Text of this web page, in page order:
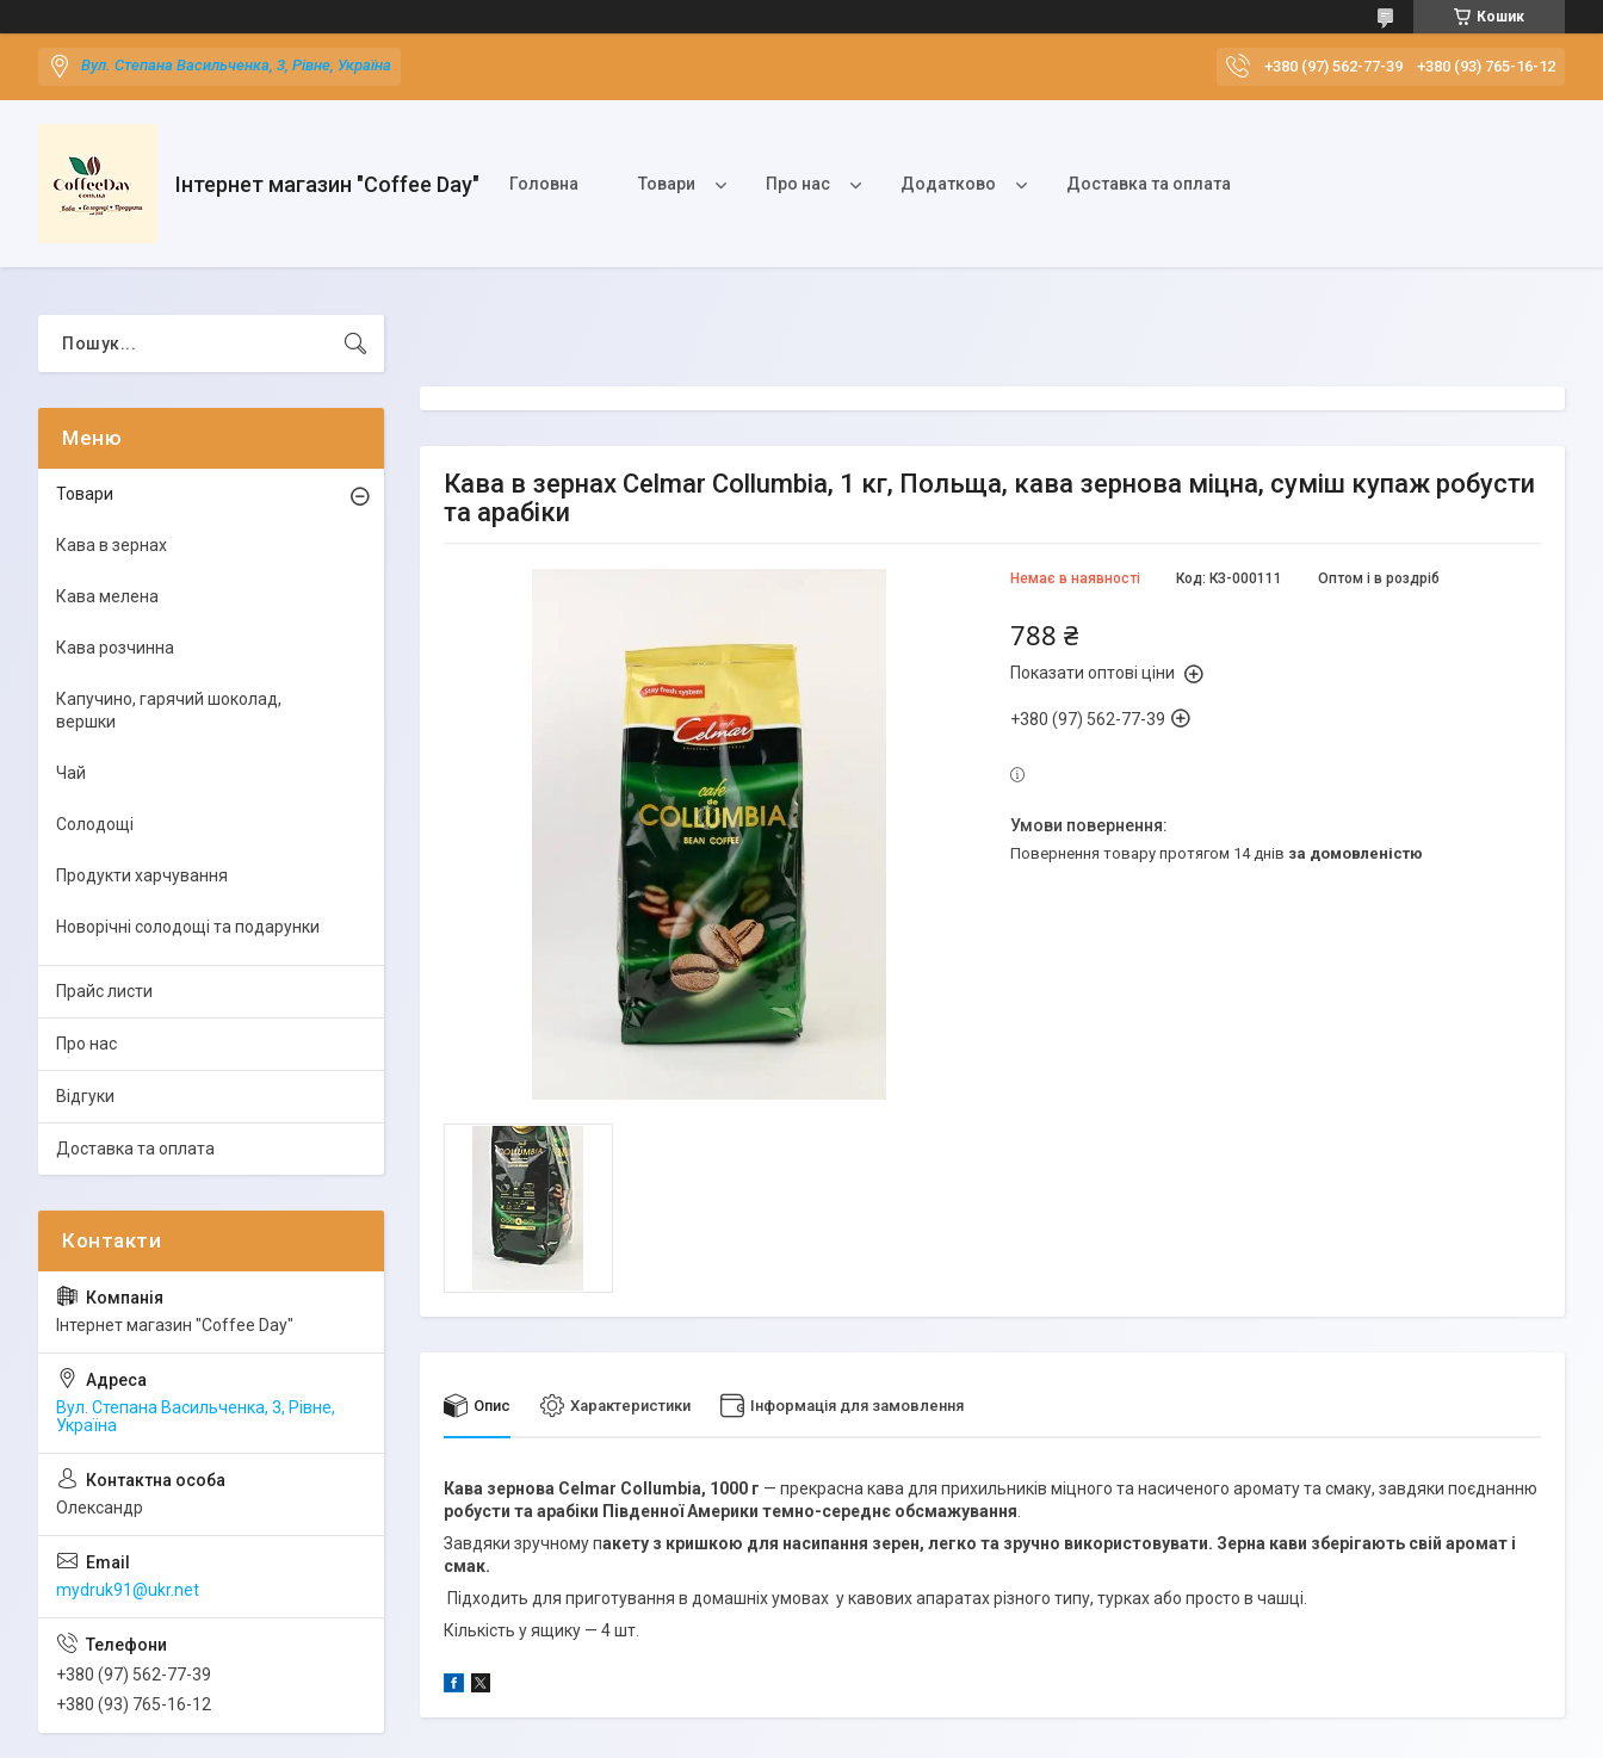
Кошик
Вул. Степана Васильченка, 3, Рівне, Україна +380 (97) 562-77-39 +380 (93) 765-16-12
Інтернет магазин "Coffee Day" Головна Товари Про нас Додатково Доставка та оплата
Кава в зернах Celmar Collumbia, 1 кг, Польща, кава зернова міцна, суміш купаж робусти
та арабіки
Немає в наявності Оптом і в роздріб
Код: КЗ-000111
788 ₴
Показати оптові ціни
+380 (97) 562-77-39
повернення товару протягом 14 днів за домовленістю
Опис Характеристики Інформація для замовлення
Кава зернова Celmar Collumbia, 1000 г — прекрасна кава для прихильників міцного та насиченого аромату та смаку, завдяки поєднанню
робусти та арабіки Південної Америки темно-середнє обсмажування
Завдяки зручному пакету з кришкою для насипання зерен, легко та зручно використовувати. Зерна кави зберігають свій аромат і
смак.
Підходить для приготування в домашніх умовах у кавових апаратах різного типу, турках або просто в чашці.
Кількість у ящику — 4 шт.
Товари
Кава в зернах
Кава мелена
Кава розчинна
Капучино, гарячий шоколад,
вершки
Чай
Солодощі
Продукти харчування
Новорічні солодощі та подарунки
Прайс листи
Про нас
Відгуки
Доставка та оплата
Інтернет магазин "Coffee Day"
Вул. Степана Васильченка, 3, Рівне,
Україна
Олександр
mydruk91@ukr.net
+380 (97) 562-77-39
+380 (93) 765-16-12